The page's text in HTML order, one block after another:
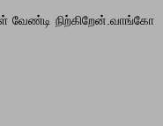
வேண்டி நிற்கிறேன்.வாங்கோ